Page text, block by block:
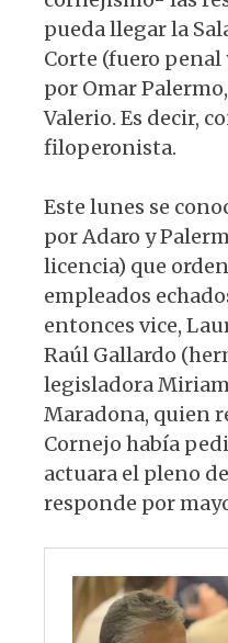
pueda llegar la
Corte (fuero
por Omar
Valerio. Es decir,
filoperonista.
Este lunes se
por Adaro y
licencia) que
empleados
entonces vice,
Raúl Gallardo
legisladora
Maradona, quien
Cornejo había
actuara el pleno
responde por